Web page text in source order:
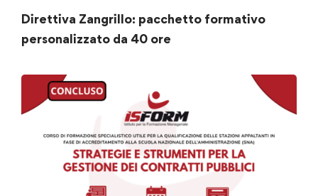
Direttiva Zangrillo: pacchetto formativo
personalizzato da 40 ore